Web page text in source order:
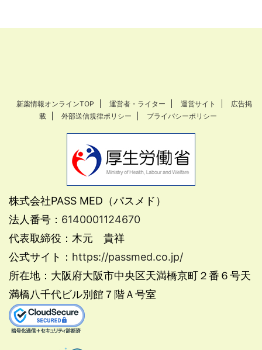
新薬情報オンラインTOP 運営者・ライター 運営サイト
広告掲
載
外部送信規律ポリシー プライバシーポリシー
株式会社PASS MED（パスメド）
法人番号： 6140001124670
代表取締役：木元 貴祥
公式サイト： https://passmed.co.jp/
所在地：大阪府大阪市中央区天満橋京町２番６号天
満橋八千代ビル別館７階Ａ号室